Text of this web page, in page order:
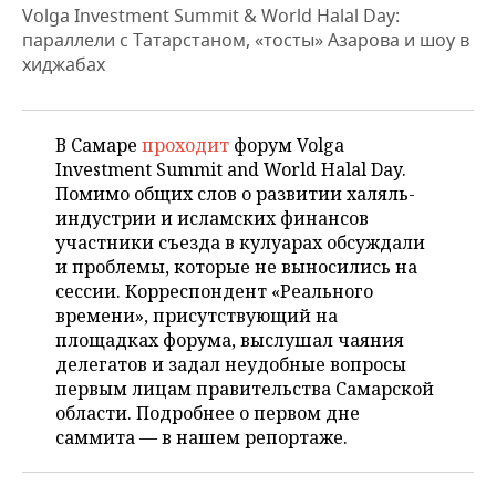
ВУЗЫ ТАТАРСТАНА
ТАТАРСТАНА
БАНКИ
ИНВЕСТИЦИИ
АГРОПРОМ
НЕФТЕХИМИЯ
НЕФТЬ
ОПК
ЭНЕРГЕТИКА
НОВОСТИ НЕДВИЖИМОСТИ
АВТО
НОВОСТИ БИЗНЕСА
РОЗНИЧНАЯ ТОРГОВЛЯ
ТРАНСПОРТ
УСЛУГИ
ТЕХНОЛОГИИ
НОВОСТИ ТЕХНОЛОГИЙ
МЕДИА
ТЕЛЕКОММУНИКАЦИИ
МЕРОПРИЯТИЯ
НОВОСТИ МЕРОПРИЯТИЙ
ВЫЕЗДНАЯ РЕДАКЦИЯ
БИЗНЕС-БРАНЧИ
ONLINE-КОНФЕРЕНЦИИ
ОТКРЫТАЯ ЛЕКЦИЯ
СПОРТ
НОВОСТИ СПОРТА
ФУТБОЛ
ХОККЕЙ
БАСКЕТБОЛ
ОБЩЕСТВО
НОВОСТИ ОБЩЕСТВА
ВЛАСТЬ
ИНФРАСТРУКТУРА
ФОТОГАЛЕРЕЯ
СЮЖЕТЫ
СПРАВОЧНИК
Volga Investment Summit & World Halal Day:
параллели с Татарстаном, «тосты» Азарова и шоу в
хиджабах
В Самаре проходит форум Volga
Investment Summit and World Halal Day.
Помимо общих слов о развитии халяль-
индустрии и исламских финансов
участники съезда в кулуарах обсуждали
и проблемы, которые не выносились на
сессии. Корреспондент «Реального
времени», присутствующий на
площадках форума, выслушал чаяния
делегатов и задал неудобные вопросы
первым лицам правительства Самарской
области. Подробнее о первом дне
саммита — в нашем репортаже.